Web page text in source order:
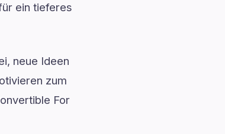
ein tieferes
neue Ideen
zum
For